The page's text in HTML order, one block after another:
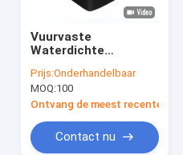
Vuurvaste
Waterdichte
en waardevolle
spullen Veilig
opslagzakje voor
thuis en kantoor
bestandsorganisator
voor contante
Prijs:Onderhandelbaar
MOQ:100
Ontvang de meest recente
Contact nu